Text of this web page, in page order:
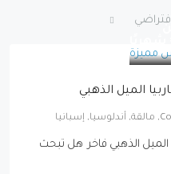
الميل الذهبي
الميل الذهبي فاخر هل تبحث